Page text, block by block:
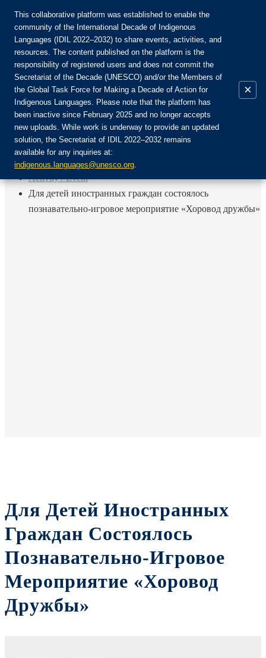
Join the Community:
Login
EN
FR
ES
RU
Home
Activity / Event
Для детей иностранных граждан состоялось
познавательно-игровое мероприятие «Хоровод дружбы»
Для Детей Иностранных
Граждан Состоялось
Познавательно-Игровое
Мероприятие «Хоровод
Дружбы»
This collaborative platform was established to enable the
community of the International Decade of Indigenous
Languages (IDIL 2022–2032) to share events, activities, and
resources. The content published on the platform is the
responsibility of registered users and does not commit the
Secretariat of the Decade (UNESCO) and/or the Members of
the Global Task Force for Making a Decade of Action for
Indigenous Languages. Please note that the platform has
been inactive since February 2025 and no longer accepts
new uploads. While work is underway to provide an updated
solution, the Secretariat of IDIL 2022–2032 remains
available for any inquiries at:
indigenous.languages@unesco.org.
×